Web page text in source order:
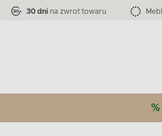
30 dni na zwrot towaru
Zastawy stołowe i
-39 %
71 864
stołowe